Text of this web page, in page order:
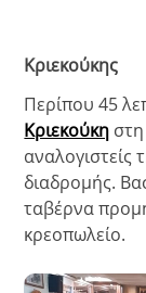
Κριεκούκης
Περίπου 45
Κριεκούκη
αναλογιστείς
διαδρομής.
ταβέρνα
κρεοπωλείο.